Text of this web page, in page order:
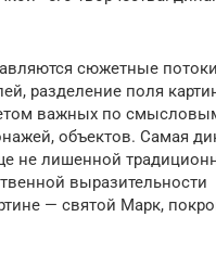
сюжетные
разделение поля
важных по
объектов. Самая
не лишенной
выразительности
— святой Марк,